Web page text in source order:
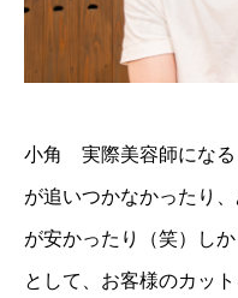
小角 実際美容師になる
が追いつかなかったり
が安かったり（笑）し
として、お客様のカッ